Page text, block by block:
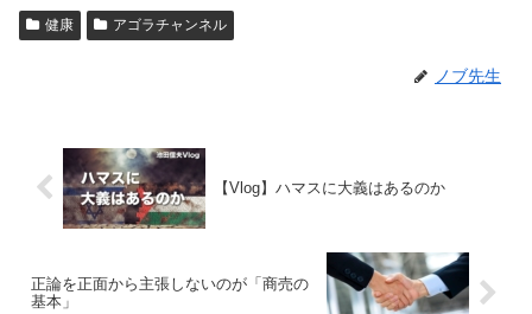
健康 アゴラチャンネル
ノブ先生
【Vlog】ハマスに大義はあるのか
正論を正面から主張しないのが「商売の
基本」